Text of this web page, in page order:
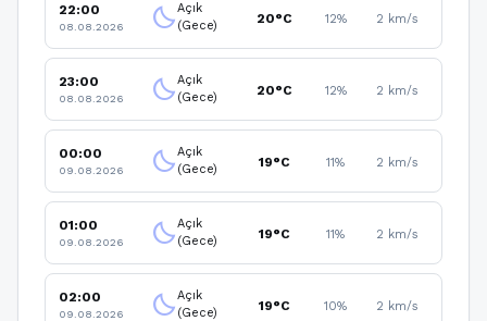
22:00
08.08.2026 clear_nightAçık
(Gece)
20°C 12% 2 km/s
23:00
08.08.2026 clear_nightAçık
(Gece)
20°C 12% 2 km/s
00:00
09.08.2026 clear_nightAçık
(Gece)
19°C 11% 2 km/s
01:00
09.08.2026 clear_nightAçık
(Gece)
19°C 11% 2 km/s
02:00
09.08.2026 clear_nightAçık
(Gece)
19°C 10% 2 km/s